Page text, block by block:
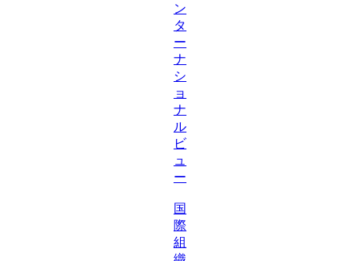
ン
タ
ー
ナ
シ
ョ
ナ
ル
ビ
ュ
ー
国
際
組